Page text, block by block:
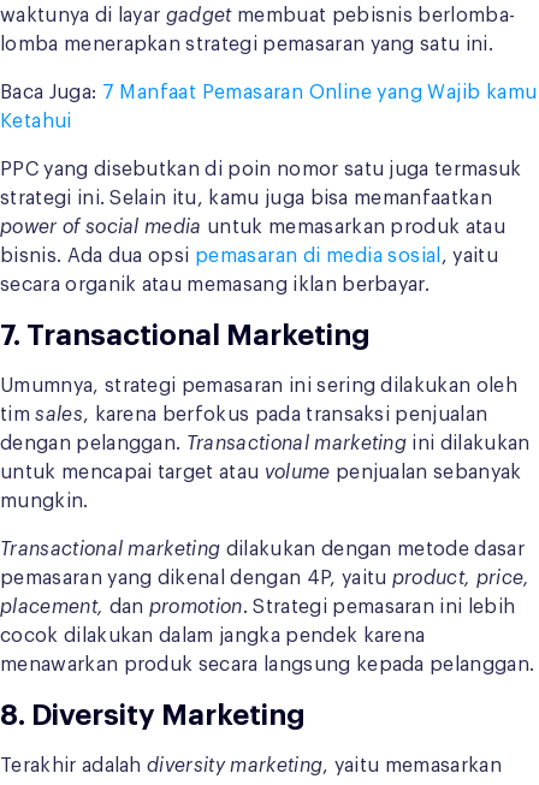
waktunya di layar gadget membuat pebisnis berlomba-
lomba menerapkan strategi pemasaran yang satu ini.
Baca Juga: 7 Manfaat Pemasaran Online yang Wajib kamu
Ketahui
PPC yang disebutkan di poin nomor satu juga termasuk
strategi ini. Selain itu, kamu juga bisa memanfaatkan
power of social media untuk memasarkan produk atau
bisnis. Ada dua opsi pemasaran di media sosial , yaitu
secara organik atau memasang iklan berbayar.
7. Transactional Marketing
Umumnya, strategi pemasaran ini sering dilakukan oleh
timsales, karena berfokus pada transaksi penjualan
dengan pelanggan. Transactional marketing ini dilakukan
untuk mencapai target atau volume penjualan sebanyak
mungkin.
Transactional marketing dilakukan dengan metode dasar
pemasaran yang dikenal dengan 4P, yaitu product, price,
placement, dan promotion. Strategi pemasaran ini lebih
cocok dilakukan dalam jangka pendek karena
menawarkan produk secara langsung kepada pelanggan.
8. Diversity Marketing
Terakhir adalahdiversity marketing, yaitu memasarkan